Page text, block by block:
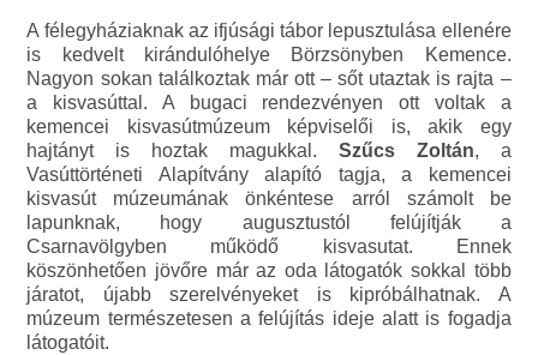
A félegyháziaknak az ifjúsági tábor lepusztulása ellenére
is kedvelt kirándulóhelye Börzsönyben Kemence.
Nagyon sokan találkoztak már ott – sőt utaztak is rajta –
a kisvasúttal. A bugaci rendezvényen ott voltak a
kemencei kisvasútmúzeum képviselői is, akik egy
hajtányt is hoztak magukkal. Szűcs Zoltán, a
Vasúttörténeti Alapítvány alapító tagja, a kemencei
kisvasút múzeumának önkéntese arról számolt be
lapunknak, hogy augusztustól felújítják a
Csarnavölgyben működő kisvasutat. Ennek
köszönhetően jövőre már az oda látogatók sokkal több
járatot, újabb szerelvényeket is kipróbálhatnak. A
múzeum természetesen a felújítás ideje alatt is fogadja
látogatóit.